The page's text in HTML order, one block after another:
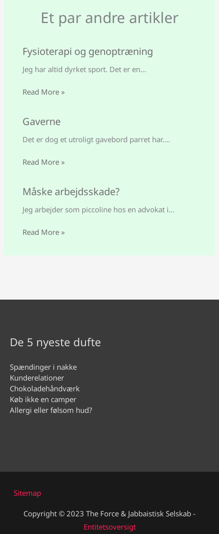
Et par andre artikler
Fysioterapi og genoptræning
Jeg har altid dyrket sport. Det er en…
Read More »
Gaverne
Det er dog et utroligt gavebord parret har.…
Read More »
Måske arbejdsskade?
Jeg arbejder som piccoline hos en advokat i…
Read More »
De 5 nyeste dufte
Spændinger i nakke
Kunderelationer
Chokoladehåndværk
Køb ikke en camper
Allergi eller følsom hud?
Sitemap
Copyright © 2023 The Force & Jabbaistisk Selskab -
Entitetsoversigt